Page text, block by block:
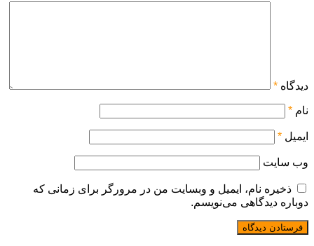
دیدگاه *
نام *
ایمیل *
وب‌ سایت
ذخیره نام، ایمیل و وبسایت من در مرورگر برای زمانی که
دوباره دیدگاهی می‌نویسم.